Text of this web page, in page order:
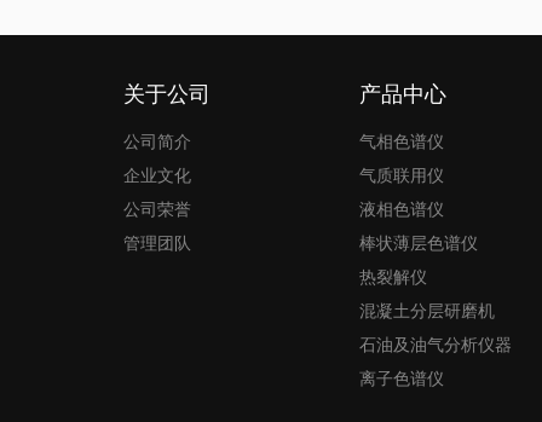
关于公司
公司简介
企业文化
公司荣誉
管理团队
产品中心
气相色谱仪
气质联用仪
液相色谱仪
棒状薄层色谱仪
热裂解仪
混凝土分层研磨机
石油及油气分析仪器
离子色谱仪